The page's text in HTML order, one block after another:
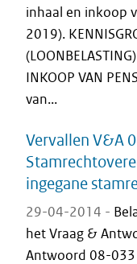
inhaal en inkoop
2019).
INKOOP VAN
van...
Vervallen V&A
ingegane
29-04-2014 -
het Vraag &
Antwoord 08-